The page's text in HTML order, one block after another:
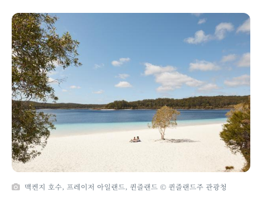
맥켄지 호수, 프레이저 아일랜드, 퀸즐랜드 © 퀸즐랜드주 관광청